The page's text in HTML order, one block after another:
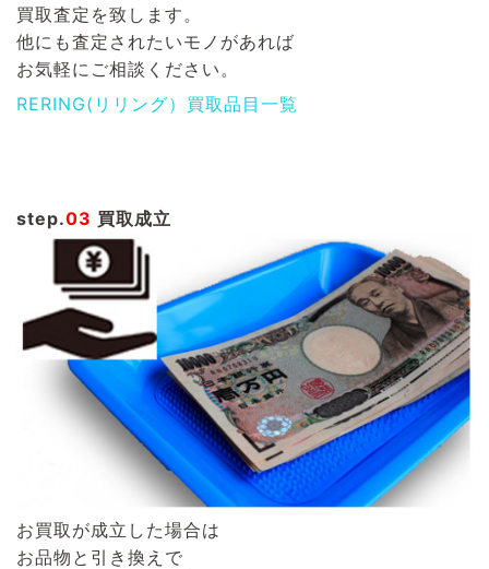
買取査定を致します。
他にも査定されたいモノがあれば
お気軽にご相談ください。
RERING(リリング）買取品目一覧
step.03 買取成立
お買取が成立した場合は
お品物と引き換えで